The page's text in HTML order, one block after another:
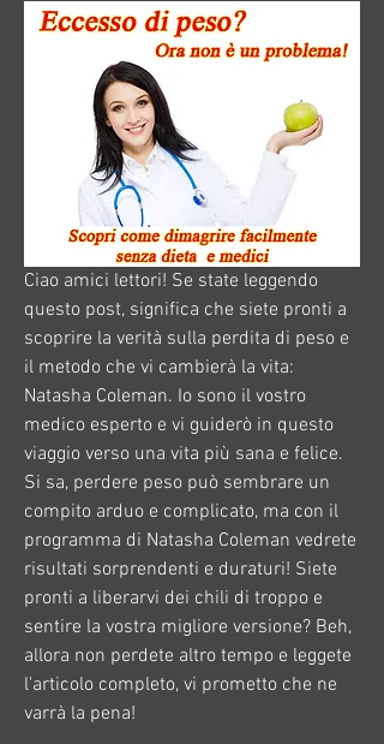
Ciao amici lettori! Se state leggendo
questo post, significa che siete pronti a
scoprire la verità sulla perdita di peso e
il metodo che vi cambierà la vita:
Natasha Coleman. Io sono il vostro
medico esperto e vi guiderò in questo
viaggio verso una vita più sana e felice.
Si sa, perdere peso può sembrare un
compito arduo e complicato, ma con il
programma di Natasha Coleman vedrete
risultati sorprendenti e duraturi! Siete
pronti a liberarvi dei chili di troppo e
sentire la vostra migliore versione? Beh,
allora non perdete altro tempo e leggete
l'articolo completo, vi prometto che ne
varrà la pena!